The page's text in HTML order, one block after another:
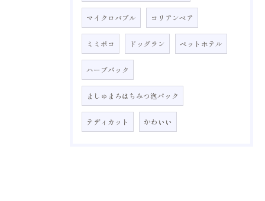
マイクロバブル コリアンベア
ミミポコ ドッグラン ペットホテル
ハーブパック
ましゅまろはちみつ泡パック
テディカット かわいい